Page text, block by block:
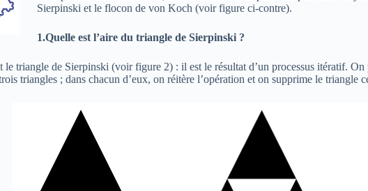
Sierpinski et le flocon de von Koch (voir figure ci-contre).
1.Quelle est l’aire du triangle de Sierpinski ?
triangle de Sierpinski (voir figure 2) : il est le résultat d’un processus itératif.
triangles ; dans chacun d’eux, on réitère l’opération et on supprime le triangle